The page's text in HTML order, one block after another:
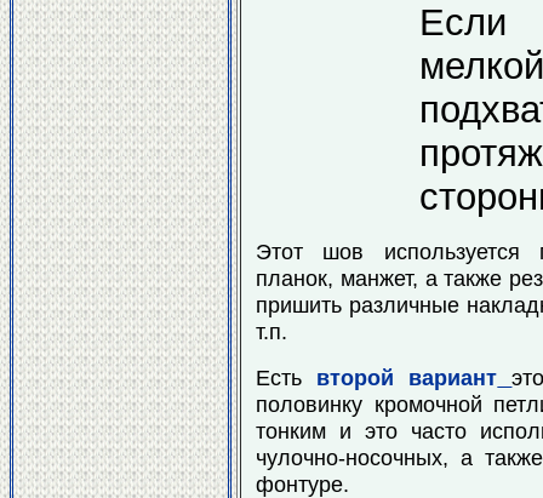
Если
Этот шов используется
планок, манжет, а также
пришить различные
т.п.
Есть второй вариант
половинку кромочной
тонким и это часто
чулочно-носочных, а
фонтуре.